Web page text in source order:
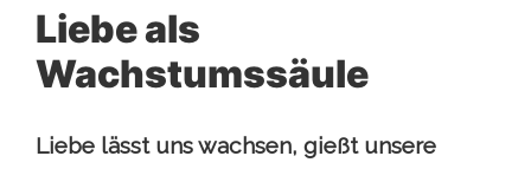
Liebe als
Wachstumssäule
Liebe lässt uns wachsen, gießt unsere